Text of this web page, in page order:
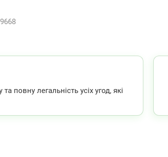
повну легальність усіх угод, які